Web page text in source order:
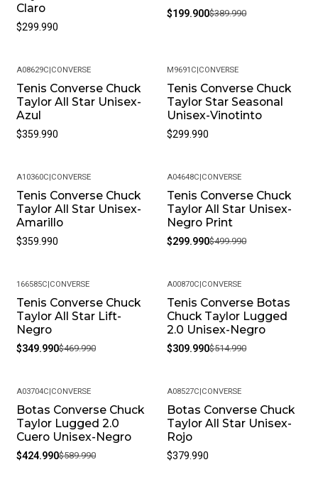
Claro
$299.990
$199.900$389.990
A08629C CONVERSE
Tenis Converse Chuck
Taylor All Star Unisex-
Azul
$359.990
M9691C CONVERSE
Tenis Converse Chuck
Taylor Star Seasonal
Unisex-Vinotinto
$299.990
A10360C CONVERSE
Tenis Converse Chuck
Taylor All Star Unisex-
Amarillo
$359.990
-40%
A04648C CONVERSE
Tenis Converse Chuck
Taylor All Star Unisex-
Negro Print
$299.990$499.990
-26%
166585C CONVERSE
Tenis Converse Chuck
Taylor All Star Lift-
Negro
$349.990$469.990
-40%
A00870C CONVERSE
Tenis Converse Botas
Chuck Taylor Lugged
2.0 Unisex-Negro
$309.990$514.990
-28%
A03704C|CONVERSE
Botas Converse Chuck
Taylor Lugged 2.0
Cuero Unisex-Negro
$424.990$589.990
A08527C|CONVERSE
Botas Converse Chuck
Taylor All Star Unisex-
Rojo
$379.990